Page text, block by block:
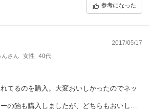
参考になった
2017/05/17
さん
女性 40代
てるのを購入。大変おいしかったのでネッ
の飴も購入しましたが、どちらもおいしい